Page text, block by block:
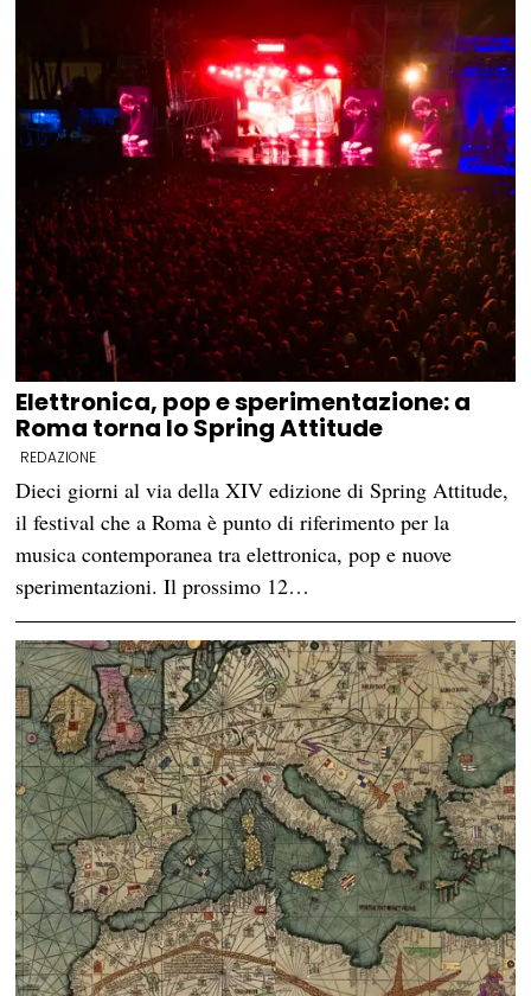
Elettronica, pop e sperimentazione: a
Roma torna lo Spring Attitude
REDAZIONE
Dieci giorni al via della XIV edizione di Spring Attitude,
il festival che a Roma è punto di riferimento per la
musica contemporanea tra elettronica, pop e nuove
sperimentazioni. Il prossimo 12…